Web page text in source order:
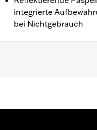
integrierte
bei Nichtgebrauch